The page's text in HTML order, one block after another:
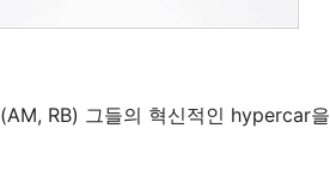
RB) 그들의 혁신적인 hypercar을